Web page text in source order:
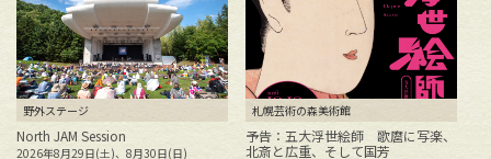
野外ステージ
North JAM Session
2026年8月29日(土)、8月30日(日)
札幌芸術の森美術館
予告：五大浮世絵師 歌麿に写楽、
北斎と広重、そして国芳